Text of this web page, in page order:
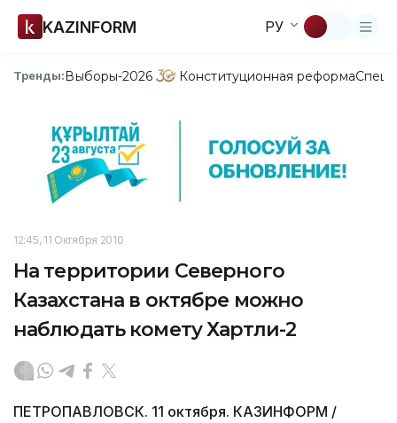
KAZINFORM РУ
Тренды:Выборы-2026 Конституционная реформа
12:45, 11 Октября 2010
На территории Северного
Казахстана в октябре можно
наблюдать комету Хартли-2
ПЕТРОПАВЛОВСК. 11 октября. КАЗИНФОРМ /